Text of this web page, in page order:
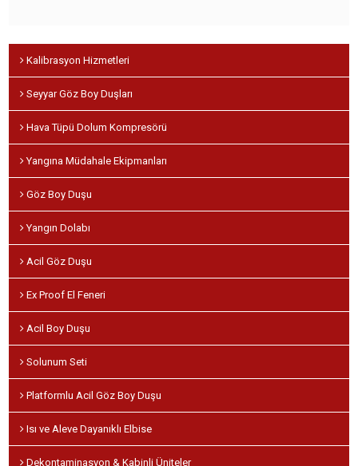
Kalibrasyon Hizmetleri
Seyyar Göz Boy Duşları
Hava Tüpü Dolum Kompresörü
Yangına Müdahale Ekipmanları
Göz Boy Duşu
Yangın Dolabı
Acil Göz Duşu
Ex Proof El Feneri
Acil Boy Duşu
Solunum Seti
Platformlu Acil Göz Boy Duşu
Isı ve Aleve Dayanıklı Elbise
Dekontaminasyon & Kabinli Üniteler